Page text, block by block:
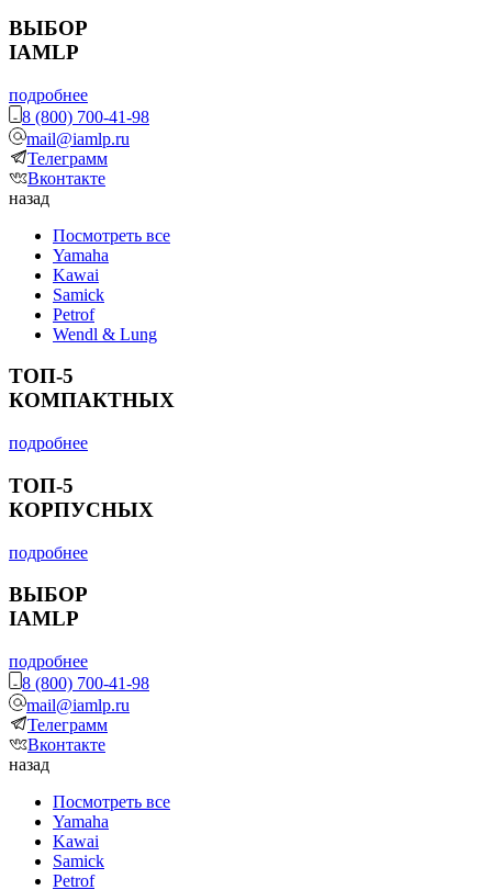
ВЫБОР
IAMLP
подробнее
8 (800) 700-41-98
mail@iamlp.ru
Телеграмм
Вконтакте
назад
Посмотреть все
Yamaha
Kawai
Samick
Petrof
Wendl & Lung
ТОП-5
КОМПАКТНЫХ
подробнее
ТОП-5
КОРПУСНЫХ
подробнее
ВЫБОР
IAMLP
подробнее
8 (800) 700-41-98
mail@iamlp.ru
Телеграмм
Вконтакте
назад
Посмотреть все
Yamaha
Kawai
Samick
Petrof